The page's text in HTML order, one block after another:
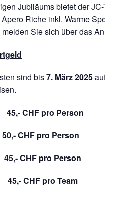
Jubiläums bietet der JC-
Riche inkl. Warme
Sie sich über das
sind bis7. März 2025auf
,- CHF pro Person
CHF pro Person
CHF pro Person
pro Team